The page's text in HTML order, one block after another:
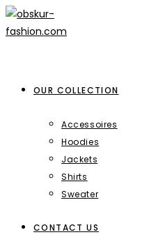
Zum
Inhalt
OUR COLLECTION
Accessoires
Hoodies
Jackets
Shirts
Sweater
CONTACT US